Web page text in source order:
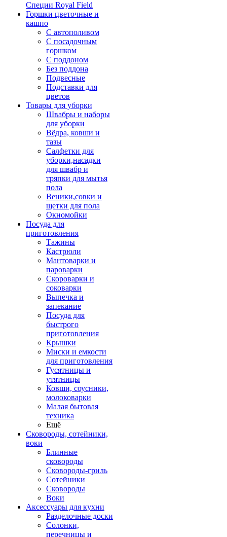
Специи Royal Field
Горшки цветочные и
кашпо
С автополивом
С посадочным
горшком
С поддоном
Без поддона
Подвесные
Подставки для
цветов
Товары для уборки
Швабры и наборы
для уборки
Вёдра, ковши и
тазы
Салфетки для
уборки,насадки
для швабр и
тряпки для мытья
пола
Веники,совки и
щетки для пола
Окномойки
Посуда для
приготовления
Тажины
Кастрюли
Мантоварки и
пароварки
Скороварки и
соковарки
Выпечка и
запекание
Посуда для
быстрого
приготовления
Крышки
Миски и емкости
для приготовления
Гусятницы и
утятницы
Ковши, соусники,
молоковарки
Малая бытовая
техника
Ещё
Сковороды, сотейники,
воки
Блинные
сковороды
Сковороды-гриль
Сотейники
Сковороды
Воки
Аксессуары для кухни
Разделочные доски
Солонки,
перечницы и